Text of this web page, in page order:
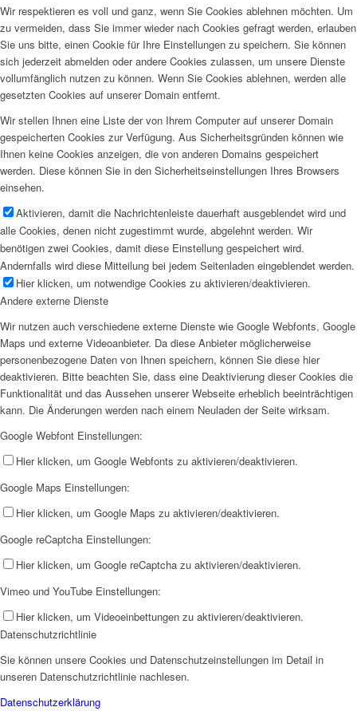
Wir respektieren es voll und ganz, wenn Sie Cookies ablehnen möchten. Um
zu vermeiden, dass Sie immer wieder nach Cookies gefragt werden, erlauben
Sie uns bitte, einen Cookie für Ihre Einstellungen zu speichern. Sie können
sich jederzeit abmelden oder andere Cookies zulassen, um unsere Dienste
vollumfänglich nutzen zu können. Wenn Sie Cookies ablehnen, werden alle
gesetzten Cookies auf unserer Domain entfernt.
Wir stellen Ihnen eine Liste der von Ihrem Computer auf unserer Domain
gespeicherten Cookies zur Verfügung. Aus Sicherheitsgründen können wie
Ihnen keine Cookies anzeigen, die von anderen Domains gespeichert
werden. Diese können Sie in den Sicherheitseinstellungen Ihres Browsers
einsehen.
Aktivieren, damit die Nachrichtenleiste dauerhaft ausgeblendet wird und
alle Cookies, denen nicht zugestimmt wurde, abgelehnt werden. Wir
benötigen zwei Cookies, damit diese Einstellung gespeichert wird.
Andernfalls wird diese Mitteilung bei jedem Seitenladen eingeblendet werden.
Hier klicken, um notwendige Cookies zu aktivieren/deaktivieren.
Andere externe Dienste
Wir nutzen auch verschiedene externe Dienste wie Google Webfonts, Google
Maps und externe Videoanbieter. Da diese Anbieter möglicherweise
personenbezogene Daten von Ihnen speichern, können Sie diese hier
deaktivieren. Bitte beachten Sie, dass eine Deaktivierung dieser Cookies die
Funktionalität und das Aussehen unserer Webseite erheblich beeinträchtigen
kann. Die Änderungen werden nach einem Neuladen der Seite wirksam.
Google Webfont Einstellungen:
Hier klicken, um Google Webfonts zu aktivieren/deaktivieren.
Google Maps Einstellungen:
Hier klicken, um Google Maps zu aktivieren/deaktivieren.
Google reCaptcha Einstellungen:
Hier klicken, um Google reCaptcha zu aktivieren/deaktivieren.
Vimeo und YouTube Einstellungen:
Hier klicken, um Videoeinbettungen zu aktivieren/deaktivieren.
Datenschutzrichtlinie
Sie können unsere Cookies und Datenschutzeinstellungen im Detail in
unseren Datenschutzrichtlinie nachlesen.
Datenschutzerklärung